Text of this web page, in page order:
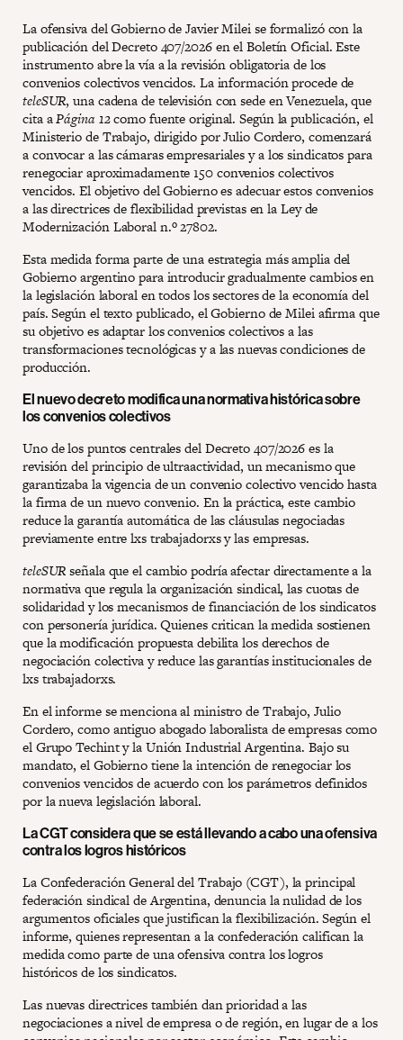
La ofensiva del Gobierno de Javier Milei se formalizó con la
publicación del Decreto 407/2026 en el Boletín Oficial. Este
instrumento abre la vía a la revisión obligatoria de los
convenios colectivos vencidos. La información procede de
teleSUR, una cadena de televisión con sede en Venezuela, que
cita aPágina 12como fuente original. Según la publicación, el
Ministerio de Trabajo, dirigido por Julio Cordero, comenzará
a convocar a las cámaras empresariales y a los sindicatos para
renegociar aproximadamente 150 convenios colectivos
vencidos. El objetivo del Gobierno es adecuar estos convenios
a las directrices de flexibilidad previstas en la Ley de
Modernización Laboral n.º 27802.
Esta medida forma parte de una estrategia más amplia del
Gobierno argentino para introducir gradualmente cambios en
la legislación laboral en todos los sectores de la economía del
país. Según el texto publicado, el Gobierno de Milei afirma que
su objetivo es adaptar los convenios colectivos a las
transformaciones tecnológicas y a las nuevas condiciones de
producción.
El nuevo decreto modifica una normativa histórica sobre
los convenios colectivos
Uno de los puntos centrales del Decreto 407/2026 es la
revisión del principio de ultraactividad, un mecanismo que
garantizaba la vigencia de un convenio colectivo vencido hasta
la firma de un nuevo convenio. En la práctica, este cambio
reduce la garantía automática de las cláusulas negociadas
previamente entre lxs trabajadorxs y las empresas.
teleSURseñala que el cambio podría afectar directamente a la
normativa que regula la organización sindical, las cuotas de
solidaridad y los mecanismos de financiación de los sindicatos
con personería jurídica. Quienes critican la medida sostienen
que la modificación propuesta debilita los derechos de
negociación colectiva y reduce las garantías institucionales de
lxs trabajadorxs.
En el informe se menciona al ministro de Trabajo, Julio
Cordero, como antiguo abogado laboralista de empresas como
el Grupo Techint y la Unión Industrial Argentina. Bajo su
mandato, el Gobierno tiene la intención de renegociar los
convenios vencidos de acuerdo con los parámetros definidos
por la nueva legislación laboral.
La CGT considera que se está llevando a cabo una ofensiva
contra los logros históricos
La Confederación General del Trabajo (CGT), la principal
federación sindical de Argentina, denuncia la nulidad de los
argumentos oficiales que justifican la flexibilización. Según el
informe, quienes representan a la confederación califican la
medida como parte de una ofensiva contra los logros
históricos de los sindicatos.
Las nuevas directrices también dan prioridad a las
negociaciones a nivel de empresa o de región, en lugar de a los